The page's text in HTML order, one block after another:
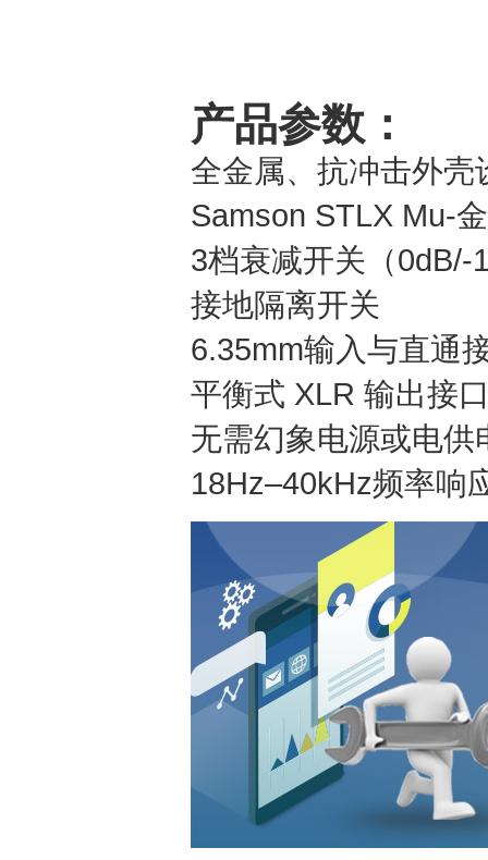
产品参数：
全金属、抗冲击外壳
Samson STLX Mu-
3档衰减开关（0dB/-
接地隔离开关
6.35mm输入与直通
平衡式 XLR 输出接
无需幻象电源或电供
18Hz–40kHz频率响